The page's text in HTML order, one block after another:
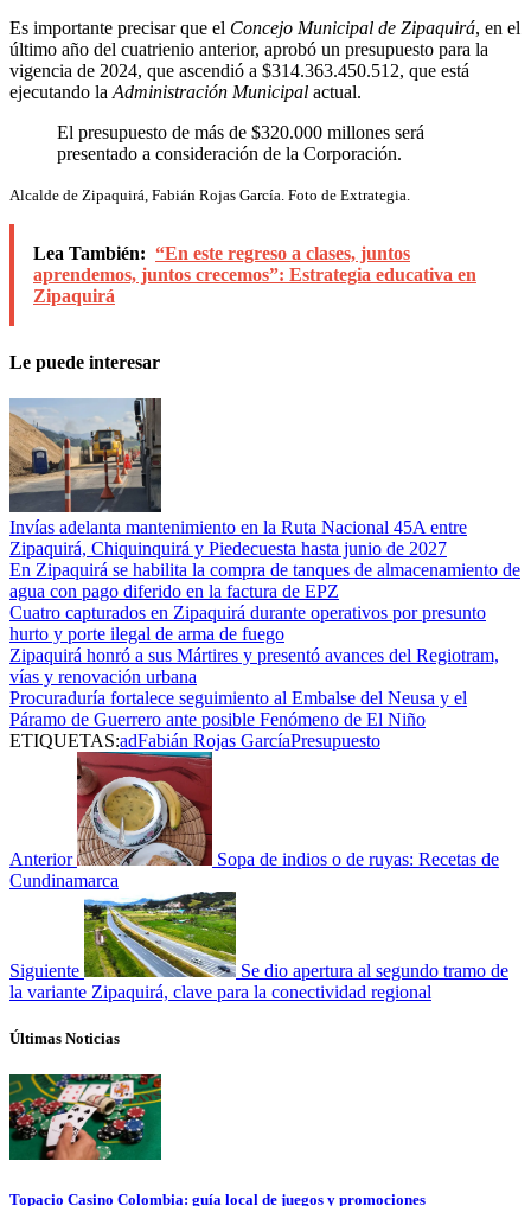
Es importante precisar que el Concejo Municipal de Zipaquirá, en el
último año del cuatrienio anterior, aprobó un presupuesto para la
vigencia de 2024, que ascendió a $314.363.450.512, que está
ejecutando la Administración Municipal actual.
El presupuesto de más de $320.000 millones será
presentado a consideración de la Corporación.
Alcalde de Zipaquirá, Fabián Rojas García. Foto de Extrategia.
Lea También: “En este regreso a clases, juntos
aprendemos, juntos crecemos”: Estrategia educativa en
Zipaquirá
Le puede interesar
Invías adelanta mantenimiento en la Ruta Nacional 45A entre
Zipaquirá, Chiquinquirá y Piedecuesta hasta junio de 2027
En Zipaquirá se habilita la compra de tanques de almacenamiento de
agua con pago diferido en la factura de EPZ
Cuatro capturados en Zipaquirá durante operativos por presunto
hurto y porte ilegal de arma de fuego
Zipaquirá honró a sus Mártires y presentó avances del Regiotram,
vías y renovación urbana
Procuraduría fortalece seguimiento al Embalse del Neusa y el
Páramo de Guerrero ante posible Fenómeno de El Niño
ETIQUETAS:adFabián Rojas GarcíaPresupuesto
Anterior
Sopa de indios o de ruyas: Recetas de
Cundinamarca
Siguiente
Se dio apertura al segundo tramo de
la variante Zipaquirá, clave para la conectividad regional
Últimas Noticias
Topacio Casino Colombia: guía local de juegos y promociones